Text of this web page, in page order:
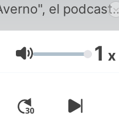
el podcast
del mundo
su voz. Si eres
lógica, los relatos
que erizan la
Volumen 1 x